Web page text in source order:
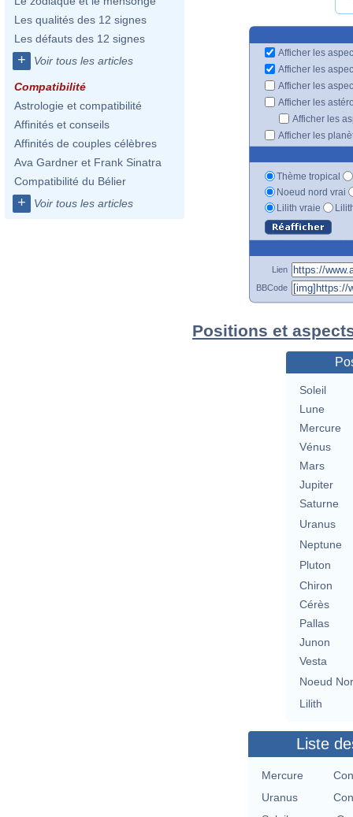
Les qualités des 12 signes
Les défauts des 12 signes
+ Voir tous les articles
Compatibilité
Astrologie et compatibilité
Affinités et conseils
Affinités de couples célèbres
Ava Gardner et Frank Sinatra
Compatibilité du Bélier
+ Voir tous les articles
Afficher les
Afficher les
Afficher les
Afficher les
Afficher les
Afficher les
Thème tropical
Noeud nord vrai
Lilith vraie
Lien
BBCode
Positions et
Soleil
Lune
Mercure
Vénus
Mars
Jupiter
Saturne
Uranus
Neptune
Pluton
Chiron
Cérès
Pallas
Junon
Vesta
Noeud
Lilith
Liste
Mercure
Uranus